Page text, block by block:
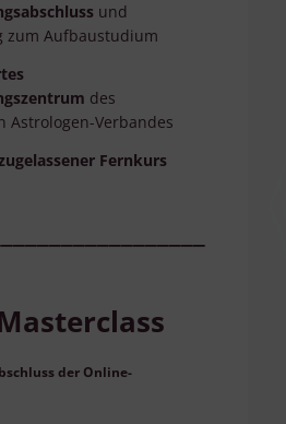
und
zum Aufbaustudium
des
Astrologen-Verbandes
Fernkurs
der Online-